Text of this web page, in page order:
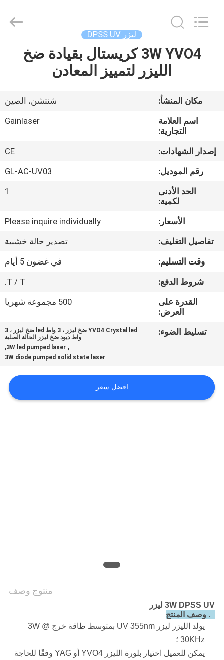
الصفحة
منتجات
معلومات
عنا
جولة
المعمل
مراقبة
الجودة
اتصل
خريطة
Technology
ليزر DPSS UV
3W YVO4 كريستال بقيادة ضخ
الليزر لتمييز المعادن
مكان المنشأ:
شنتشن، الصين
اسم العلامة
التجارية:
Gainlaser
إصدار الشهادات:
CE
رقم الموديل:
GL-AC-UV03
الحد الأدنى
لكمية:
1
الأسعار:
Please inquire individually
تفاصيل التغليف:
تصدير حالة خشبية
وقت التسليم:
في غضون 5 أيام
شروط الدفع:
T / T.
القدرة على
العرض:
500 مجموعة شهريا
تسليط الضوء:
YVO4 Crystal led ضخ ليزر ، 3 واط led ضخ ليزر ، 3
واط ديود ضخ ليزر الحالة الصلبة
,
3W led pumped laser
,
3W diode pumped solid state laser
افضل سعر
منتوج وصف
3W DPSS UV ليزر
يولد الليزر ليزر UV 355nm بمتوسط ​​طاقة خرج 3W @
30KHz ؛
يمكن للعميل اختيار بلورة الليزر YVO4 أو YAG وفقًا للحاجة